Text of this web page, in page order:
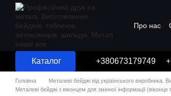
Перейти до основного контенту
Про нас
Каталог +380673179749
Головна Металеві бейджі від українського виробника.
Металеві бейджі з віконцем для змінної інформації